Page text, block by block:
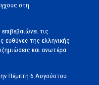
στη
τις
ευθύνες της ελληνικής
και ανωτέρα
Πέμπτη 6 Αυγούστου